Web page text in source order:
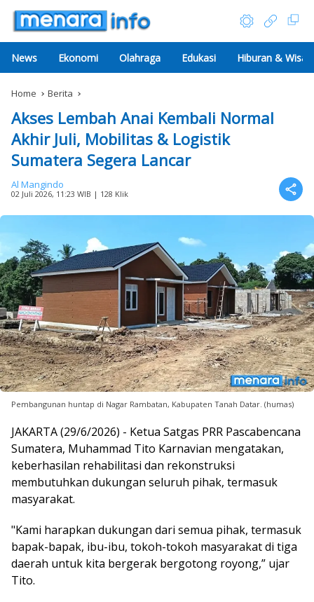
News Ekonomi Olahraga Edukasi Hiburan &
Home Berita
Akses Lembah Anai Kembali Normal
Akhir Juli, Mobilitas & Logistik
Sumatera Segera Lancar
Al Mangindo
02 Juli 2026, 11:23 WIB | 128 Klik
Pembangunan huntap di Nagar Rambatan, Kabupaten Tanah Datar. (humas)
JAKARTA (29/6/2026) - Ketua Satgas PRR Pascabencana
Sumatera, Muhammad Tito Karnavian mengatakan,
keberhasilan rehabilitasi dan rekonstruksi
membutuhkan dukungan seluruh pihak, termasuk
masyarakat.
"Kami harapkan dukungan dari semua pihak, termasuk
bapak-bapak, ibu-ibu, tokoh-tokoh masyarakat di tiga
daerah untuk kita bergerak bergotong royong,” ujar
Tito.